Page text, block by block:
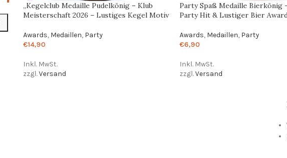
„Kegelclub Medaille Pudelkönig – Klub
Meisterschaft 2026 – Lustiges Kegel Motiv
Awards, Medaillen, Party
€14,90
Inkl. MwSt.
zzgl.Versand
Party Spaß Medaille Bierkönig
Party Hit & Lustiger Bier
Awards, Medaillen, Party
€6,90
Inkl. MwSt.
zzgl.Versand